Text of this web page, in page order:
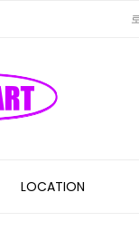
LOCATION